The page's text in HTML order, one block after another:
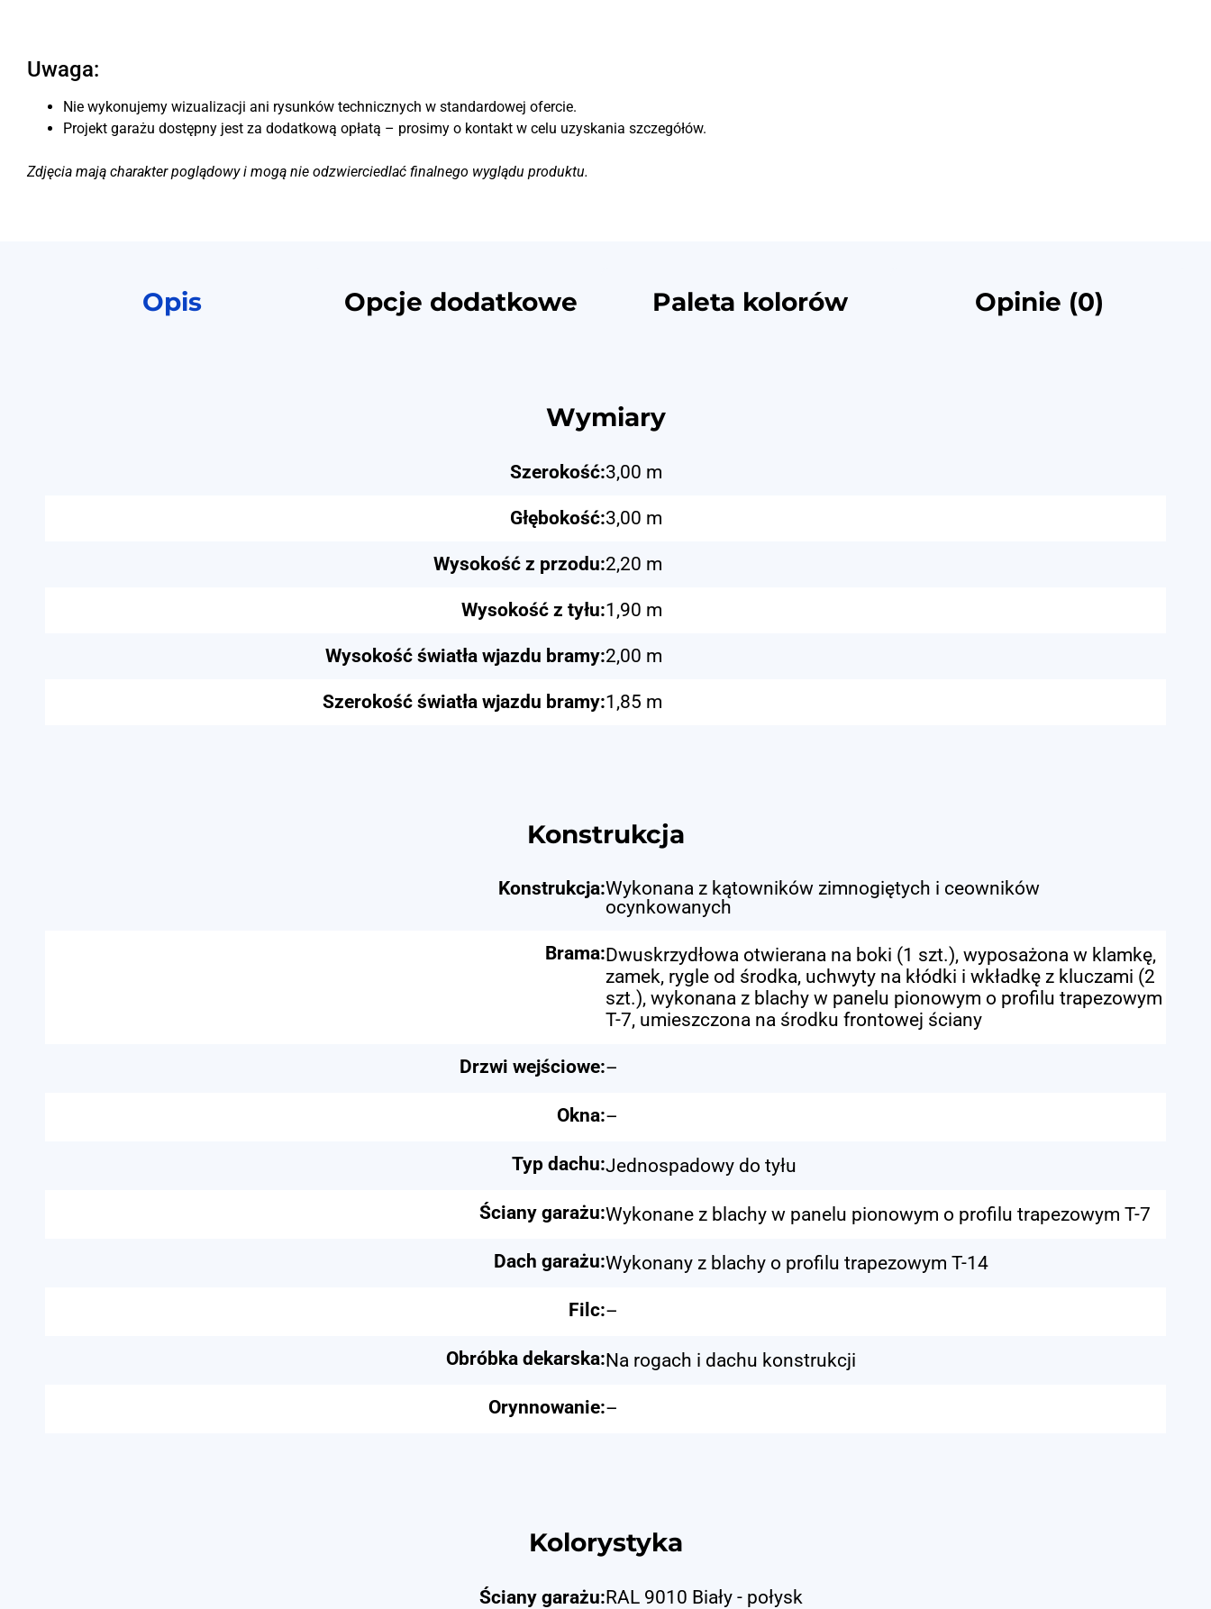
Uwaga:
Nie wykonujemy wizualizacji ani rysunków technicznych w standardowej ofercie.
Projekt garażu dostępny jest za dodatkową opłatą – prosimy o kontakt w celu uzyskania szczegółów.
Zdjęcia mają charakter poglądowy i mogą nie odzwierciedlać finalnego wyglądu produktu.
Opis Opcje dodatkowe Paleta kolorów Opinie (0)
Wymiary
Szerokość:3,00 m
Głębokość:3,00 m
Wysokość z przodu:2,20 m
Wysokość z tyłu:1,90 m
Wysokość światła wjazdu bramy:2,00 m
Szerokość światła wjazdu bramy:1,85 m
Konstrukcja
Konstrukcja:Wykonana z kątowników zimnogiętych i ceowników
ocynkowanych
Brama:Dwuskrzydłowa otwierana na boki (1 szt.), wyposażona w klamkę,
zamek, rygle od środka, uchwyty na kłódki i wkładkę z kluczami (2
szt.), wykonana z blachy w panelu pionowym o profilu trapezowym
T-7, umieszczona na środku frontowej ściany
Drzwi wejściowe:–
Okna:–
Typ dachu:Jednospadowy do tyłu
Ściany garażu:Wykonane z blachy w panelu pionowym o profilu trapezowym T-7
Dach garażu:Wykonany z blachy o profilu trapezowym T-14
Filc:–
Obróbka dekarska:Na rogach i dachu konstrukcji
Orynnowanie:–
Kolorystyka
Ściany garażu:RAL 9010 Biały - połysk